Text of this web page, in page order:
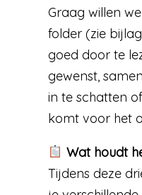
Graag willen
folder (zie
goed door te
gewenst,
in te schatten
komt voor het
Wat houdt
Tijdens deze